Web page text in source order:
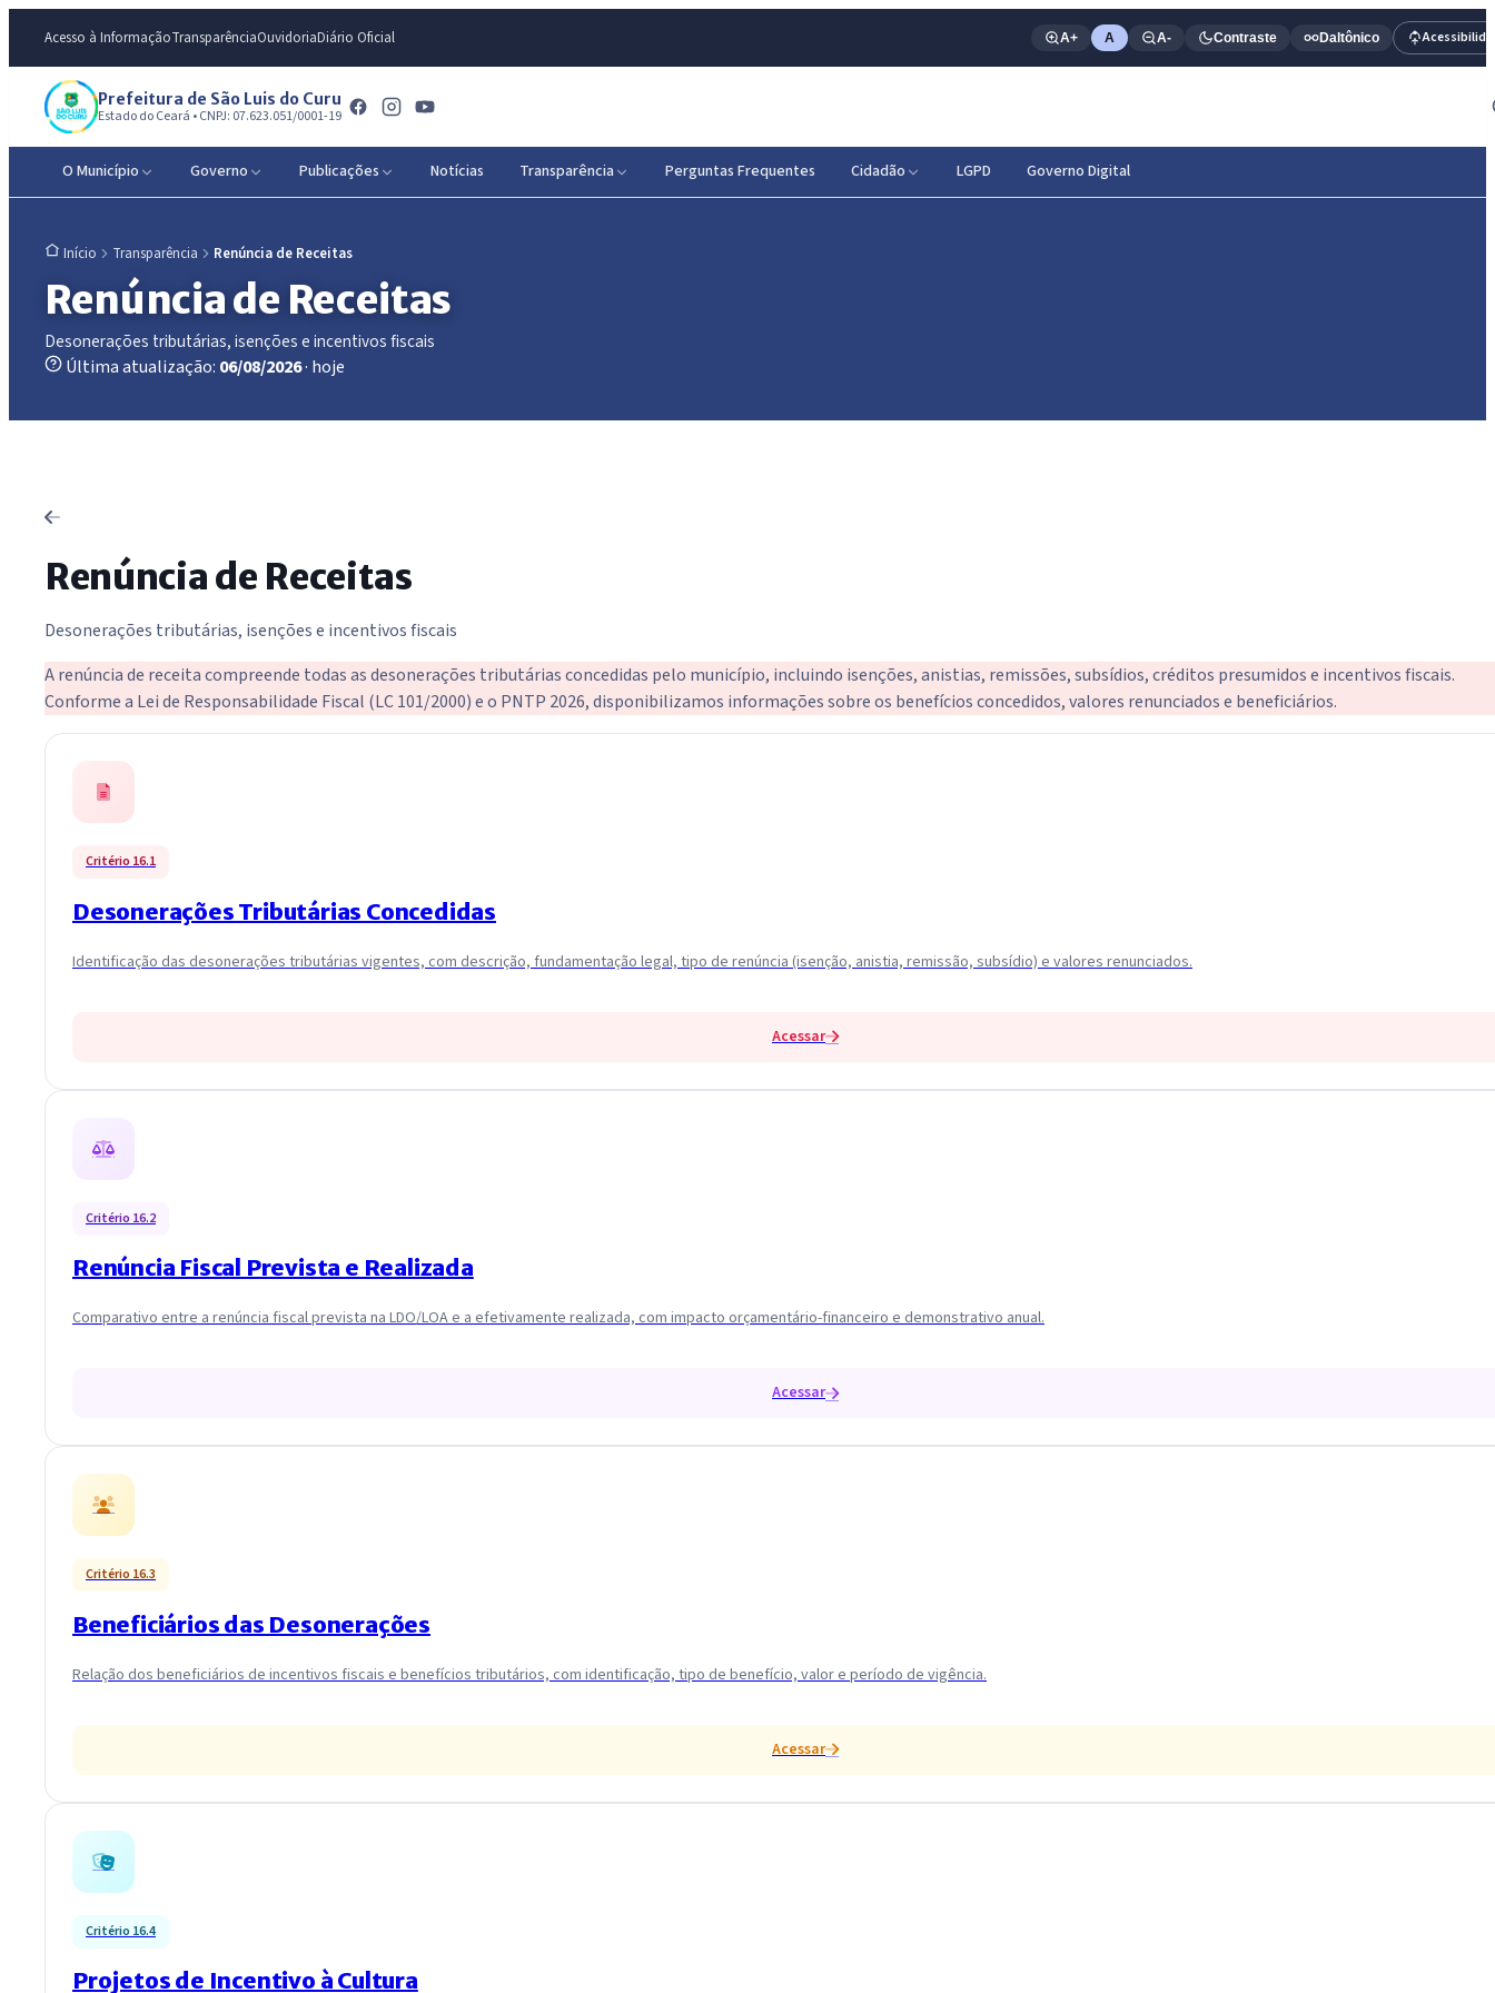
Acesso à InformaçãoTransparênciaOuvidoriaDiário Oficial A+ A A- Contraste Daltônico
Prefeitura de São Luis do Curu
Estado do Ceará • CNPJ: 07.623.051/0001-19
O Município Governo Publicações Notícias Transparência Perguntas Frequentes Cidadão LGPD Governo Digital
Início Transparência Renúncia de Receitas
Renúncia de Receitas
Desonerações tributárias, isenções e incentivos fiscais
Última atualização: 06/08/2026· hoje
Renúncia de Receitas
Desonerações tributárias, isenções e incentivos fiscais
A renúncia de receita compreende todas as desonerações tributárias concedidas pelo município, incluindo isenções, anistias, remissões, subsídios, créditos presumidos e incentivos fiscais.
Conforme a Lei de Responsabilidade Fiscal (LC 101/2000) e o PNTP 2026, disponibilizamos informações sobre os benefícios concedidos, valores renunciados e beneficiários.
Critério 16.1
Desonerações Tributárias Concedidas
Identificação das desonerações tributárias vigentes, com descrição, fundamentação legal, tipo de renúncia (isenção, anistia, remissão, subsídio) e valores renunciados.
Acessar
Critério 16.2
Renúncia Fiscal Prevista e Realizada
Comparativo entre a renúncia fiscal prevista na LDO/LOA e a efetivamente realizada, com impacto orçamentário-financeiro e demonstrativo anual.
Acessar
Critério 16.3
Beneficiários das Desonerações
Relação dos beneficiários de incentivos fiscais e benefícios tributários, com identificação, tipo de benefício, valor e período de vigência.
Acessar
Critério 16.4
Projetos de Incentivo à Cultura